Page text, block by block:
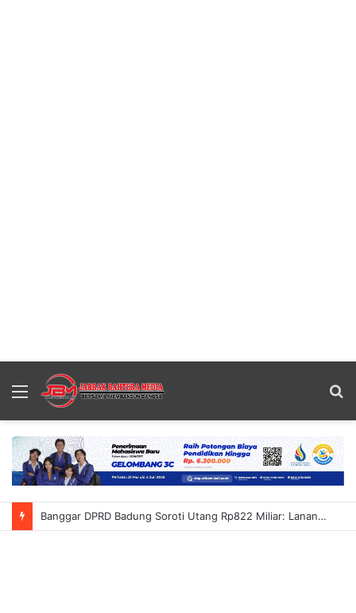
Menu
Banggar DPRD Badung Soroti Utang Rp822 Miliar: Lanang Umbara Minta Pemerataan Pembangunan Hingga Petang Dalam KUA-PPAS 2027